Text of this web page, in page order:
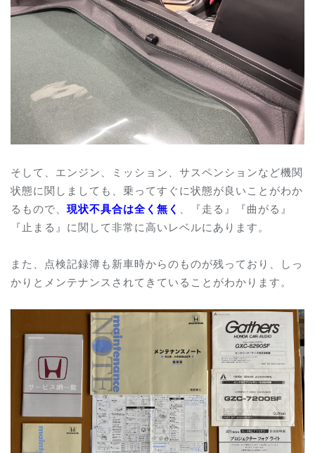
そして、エンジン、ミッション、サスペンションなど機関
状態に関しましても、乗ってすぐに状態が良いことがわか
るもので、 現状不具合は全く無く
、『走る』『曲がる』
『止まる』に関して非常に高いレベルにあります。
また、点検記録簿も新車時からのものが残っており、しっ
かりとメンテナンスされてきていることがわかります。